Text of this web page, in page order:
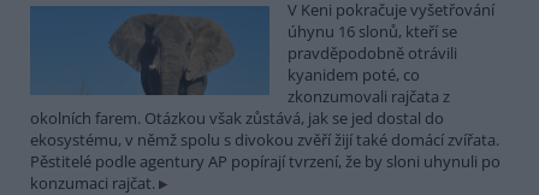
V Keni pokračuje vyšetřování
úhynu 16 slonů, kteří se
pravděpodobně otrávili
kyanidem poté, co
zkonzumovali rajčata z
okolních farem. Otázkou však zůstává, jak se jed dostal do
ekosystému, v němž spolu s divokou zvěří žijí také domácí zvířata.
Pěstitelé podle agentury AP popírají tvrzení, že by sloni uhynuli po
konzumaci rajčat.